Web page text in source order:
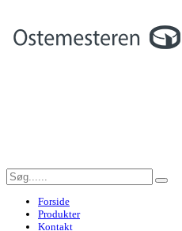
Forside
Produkter
Kontakt